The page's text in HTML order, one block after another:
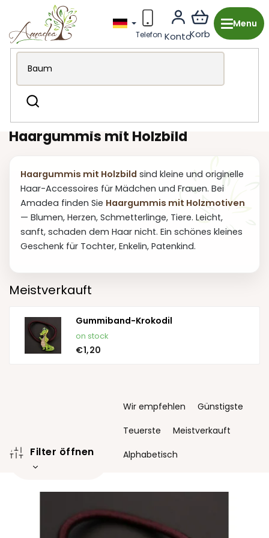
springen
Suchen
Holzproduktion aus Tschechien
Haargummis
Haargummis mit Holzbild
Haargummis mit Holzbild sind kleine und originelle
Haar-Accessoires für Mädchen und Frauen. Bei
Amadea finden Sie Haargummis mit Holzmotiven
— Blumen, Herzen, Schmetterlinge, Tiere. Leicht,
sanft, schaden dem Haar nicht. Ein schönes kleines
Geschenk für Tochter, Enkelin, Patenkind.
Meistverkauft
Gummiband-Krokodil
on stock
€1,20
P
o
u
s
r
Wir empfehlen
Günstigste
Teuerste
Meistverkauft
Alphabetisch
Filter öffnen